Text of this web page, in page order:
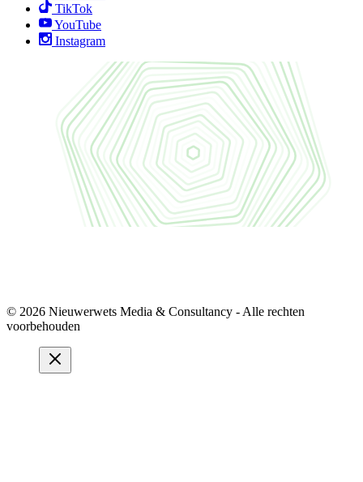
TikTok
YouTube
Instagram
© 2026 Nieuwerwets Media & Consultancy - Alle rechten
voorbehouden